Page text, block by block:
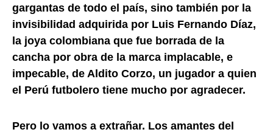
gargantas de todo el país, sino también por la
invisibilidad adquirida por Luis Fernando Díaz,
la joya colombiana que fue borrada de la
cancha por obra de la marca implacable, e
impecable, de Aldito Corzo, un jugador a quien
el Perú futbolero tiene mucho por agradecer.
Pero lo vamos a extrañar. Los amantes del